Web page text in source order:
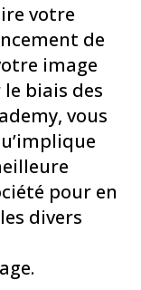
votre
de
image
biais des
vous
pour en
divers